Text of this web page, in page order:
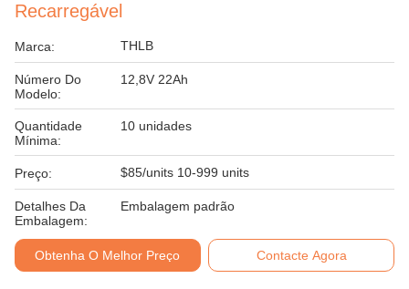
Recarregável
Marca: THLB
Número Do
Modelo:
12,8V 22Ah
Quantidade
Mínima:
10 unidades
Preço: $85/units 10-999 units
Detalhes Da
Embalagem:
Embalagem padrão
Obtenha O Melhor Preço Contacte Agora